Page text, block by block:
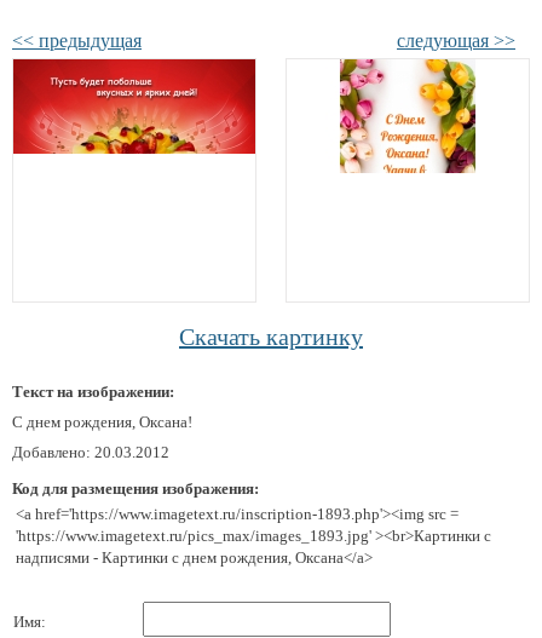
<< предыдущая следующая >>
Скачать картинку
Текст на изображении:
С днем рождения, Оксана!
Добавлено: 20.03.2012
Код для размещения изображения:
<a href='https://www.imagetext.ru/inscription-1893.php'><img src =
'https://www.imagetext.ru/pics_max/images_1893.jpg' ><br>Картинки с
надписями - Картинки с днем рождения, Оксана</a>
Имя: